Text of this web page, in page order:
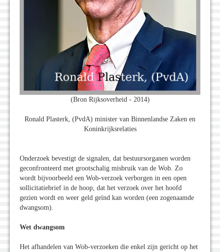
(Bron Rijksoverheid - 2014)
Ronald Plasterk, (PvdA) minister van Binnenlandse Zaken en
Koninkrijksrelaties
Onderzoek bevestigt de signalen, dat bestuursorganen worden
geconfronteerd met grootschalig misbruik van de Wob. Zo
wordt bijvoorbeeld een Wob-verzoek verborgen in een open
sollicitatiebrief in de hoop, dat het verzoek over het hoofd
gezien wordt en weer geld geïnd kan worden (een zogenaamde
dwangsom).
Wet dwangsom
Het afhandelen van Wob-verzoeken die enkel zijn gericht op het